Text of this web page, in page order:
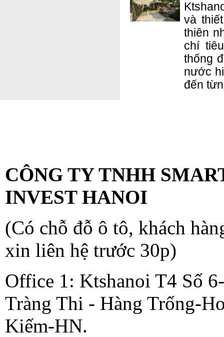
và
thiên
chí
thống
nước
đến
CÔNG TY TNHH
INVEST HANOI
(Có chỗ đỗ ô tô, khách
xin liên hệ trước 30p)
Office 1: Ktshanoi T4 Số
Tràng Thi - Hàng Trống-
Kiếm-HN.